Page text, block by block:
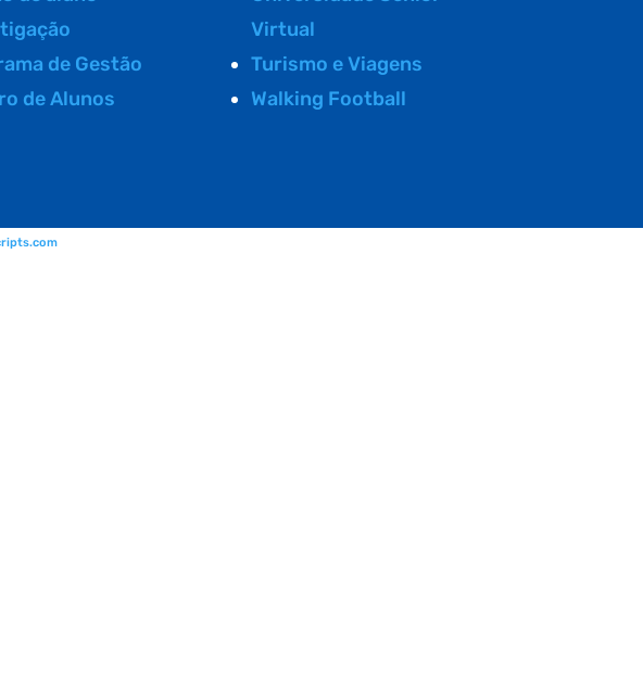
de Gestão
de Alunos
Virtual
Turismo e Viagens
Walking Football